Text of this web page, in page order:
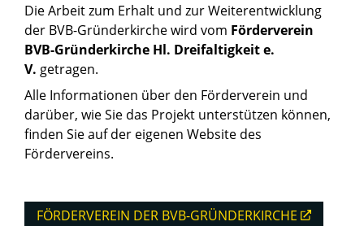
Die Arbeit zum Erhalt und zur Weiterentwicklung
der BVB-Gründerkirche wird vom Förderverein
BVB-Gründerkirche Hl. Dreifaltigkeit e.
V. getragen.
Alle Informationen über den Förderverein und
darüber, wie Sie das Projekt unterstützen können,
finden Sie auf der eigenen Website des
Fördervereins.
FÖRDERVEREIN DER BVB-GRÜNDERKIRCHE